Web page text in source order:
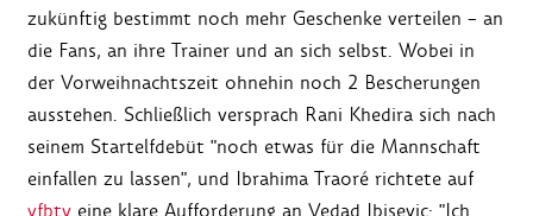
zukünftig bestimmt noch mehr Geschenke verteilen – an
die Fans, an ihre Trainer und an sich selbst. Wobei in
der Vorweihnachtszeit ohnehin noch 2 Bescherungen
ausstehen. Schließlich versprach Rani Khedira sich nach
seinem Startelfdebüt "noch etwas für die Mannschaft
einfallen zu lassen", und Ibrahima Traoré richtete auf
vfbtv eine klare Aufforderung an Vedad Ibisevic: "Ich